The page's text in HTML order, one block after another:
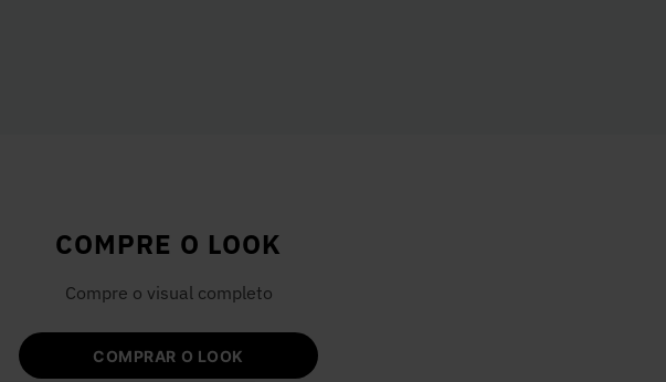
COMPRE O LOOK
Compre o visual completo
COMPRAR O LOOK